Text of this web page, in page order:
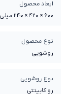
ابعاد محصول
600 × 420 × 240 میلی‌متر
نوع محصول
روشویی
نوع روشویی
رو کابینتی